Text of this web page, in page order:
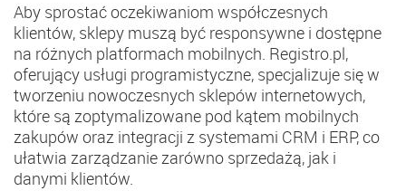
Aby sprostać oczekiwaniom współczesnych
klientów, sklepy muszą być responsywne i dostępne
na różnych platformach mobilnych. Registro.pl,
oferujący usługi programistyczne, specjalizuje się w
tworzeniu nowoczesnych sklepów internetowych,
które są zoptymalizowane pod kątem mobilnych
zakupów oraz integracji z systemami CRM i ERP, co
ułatwia zarządzanie zarówno sprzedażą, jak i
danymi klientów.